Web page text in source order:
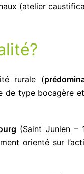
(atelier
rurale (
de type bocagère
(Saint Junien –
orienté sur